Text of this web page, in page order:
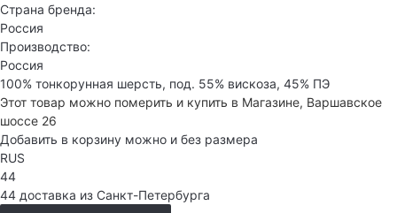
Страна бренда:
Россия
Производство:
Россия
100% тонкорунная шерсть, под. 55% вискоза, 45% ПЭ
Этот товар можно померить и купить в Магазине, Варшавское
шоссе 26
Добавить в корзину можно и без размера
RUS
44
44 доставка из Санкт-Петербурга